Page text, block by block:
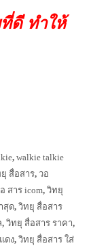
ที่ดี ทำให้
, walkie talkie
สื่อสาร, วอ
สาร icom, วิทยุ
สุด, วิทยุ สื่อสาร
, วิทยุ สื่อสาร ราคา,
ดง, วิทยุ สื่อสาร ใส่